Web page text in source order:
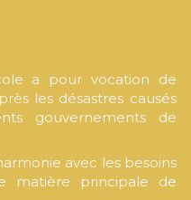
a pour vocation de
les désastres causés
gouvernements de
avec les besoins
matière principale de